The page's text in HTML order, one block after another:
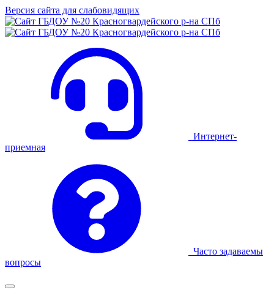
Версия сайта для слабовидящих
Интернет-
приемная
Часто задаваемы
вопросы